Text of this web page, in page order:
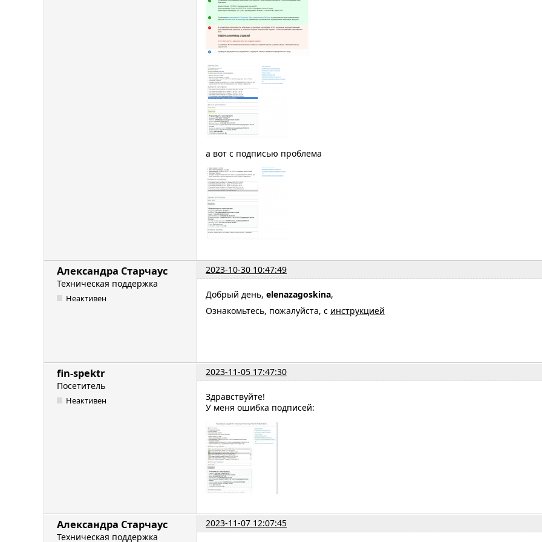
а вот с подписью проблема
Александра Старчаус
2023-10-30 10:47:49
Техническая поддержка
Неактивен Добрый день, elenazagoskina,
Ознакомьтесь, пожалуйста, с инструкцией
fin-spektr
2023-11-05 17:47:30
Посетитель
Неактивен
Здравствуйте!
У меня ошибка подписей:
Александра Старчаус
2023-11-07 12:07:45
Техническая поддержка